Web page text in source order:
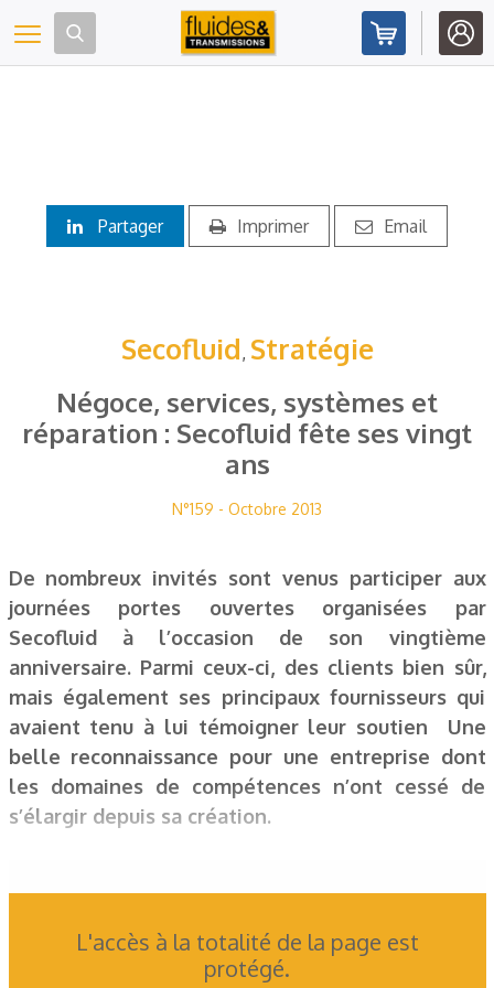
Toggle navigation
Partager Imprimer Email
Secofluid, Stratégie
Négoce, services, systèmes et
réparation : Secofluid fête ses vingt
ans
N°159 - Octobre 2013
De nombreux invités sont venus participer aux
journées portes ouvertes organisées par
Secofluid à l’occasion de son vingtième
anniversaire. Parmi ceux-ci, des clients bien sûr,
mais également ses principaux fournisseurs qui
avaient tenu à lui témoigner leur soutien Une
belle reconnaissance pour une entreprise dont
les domaines de compétences n’ont cessé de
s’élargir depuis sa création.
L'accès à la totalité de la page est
protégé.
Panneau de gestion des cookies